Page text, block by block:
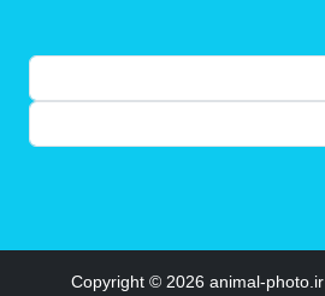
Copyright © 2026 animal-